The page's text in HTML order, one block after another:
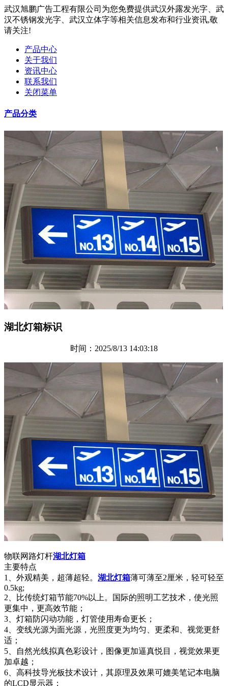
武汉旭鹏广告工程有限公司为您免费提供武汉外露发光字、武
汉不锈钢发光字、武汉立体字等相关信息发布和行业资讯,敬
请关注!
产品中心
关于我们
资讯中心
联系我们
关闭菜单
产品分类
湖北灯箱标识
时间：2025/8/13 14:03:18
物联网路灯杆湖北灯箱
主要特点
1、外观精美，超薄超轻。 湖北灯箱薄可薄至2厘米，轻可轻至
0.5kg;
2、比传统灯箱节能70%以上。国际的照明工艺技术，使光照
更集中，更高效节能；
3、灯箱防闪动功能，灯管使用寿命更长；
4、变线光源为面光源，光照度更为均匀、更柔和、视觉更舒
适；
5、自然光线拟真色彩设计，图像更加逼真悦目，视觉效果更
加卓越；
6、高科技导光板技术设计，其原理及效果可媲美笔记本电脑
的LCD显示器；